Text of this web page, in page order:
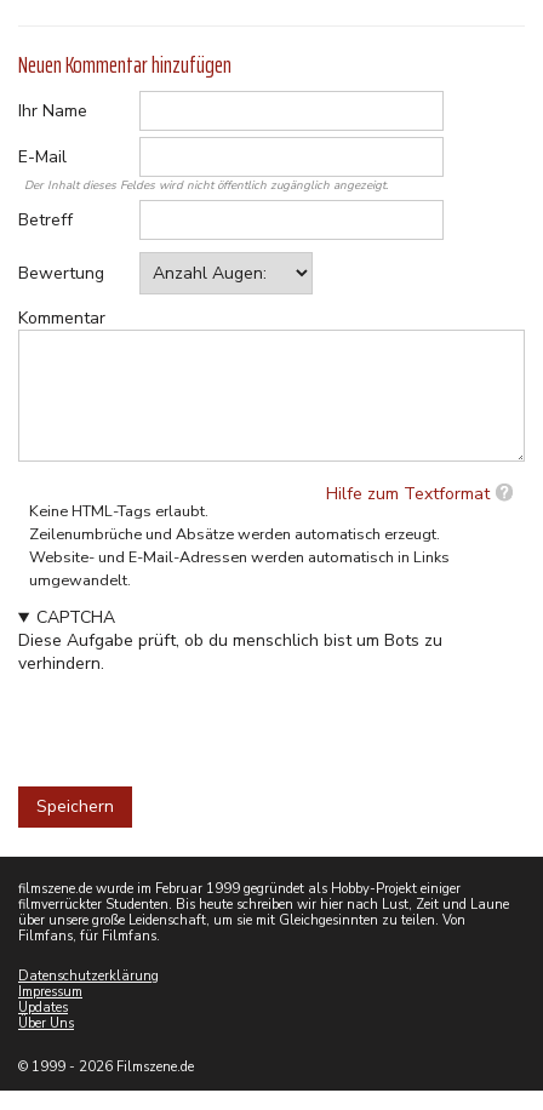
Neuen Kommentar hinzufügen
Ihr Name
E-Mail
Der Inhalt dieses Feldes wird nicht öffentlich zugänglich angezeigt.
Betreff
Bewertung
Kommentar
Hilfe zum Textformat
Keine HTML-Tags erlaubt.
Zeilenumbrüche und Absätze werden automatisch erzeugt.
Website- und E-Mail-Adressen werden automatisch in Links
umgewandelt.
CAPTCHA
Diese Aufgabe prüft, ob du menschlich bist um Bots zu
verhindern.
filmszene.de wurde im Februar 1999 gegründet als Hobby-Projekt einiger
filmverrückter Studenten. Bis heute schreiben wir hier nach Lust, Zeit und Laune
über unsere große Leidenschaft, um sie mit Gleichgesinnten zu teilen. Von
Filmfans, für Filmfans.
Datenschutzerklärung
Impressum
Updates
Über Uns
© 1999 - 2026 Filmszene.de